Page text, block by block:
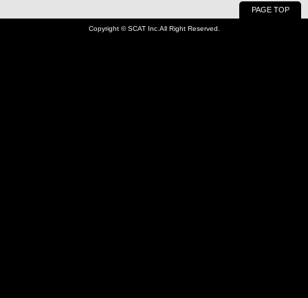
PAGE TOP
Copyright © SCAT Inc.All Right Reserved.